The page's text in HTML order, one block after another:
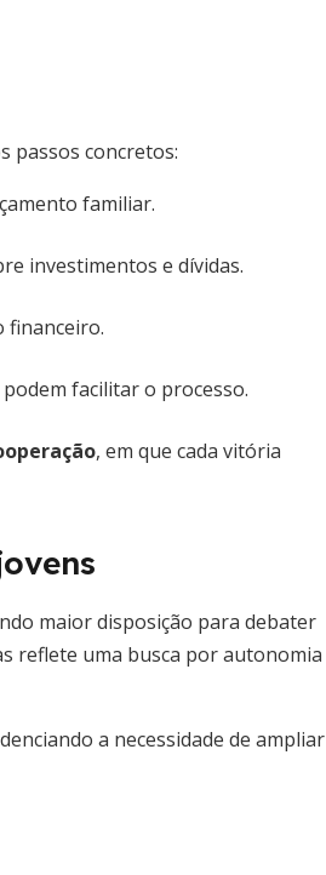
passos concretos:
familiar.
investimentos e dívidas.
financeiro.
facilitar o processo.
, em que cada vitória
maior disposição para debater
reflete uma busca por autonomia
a necessidade de ampliar